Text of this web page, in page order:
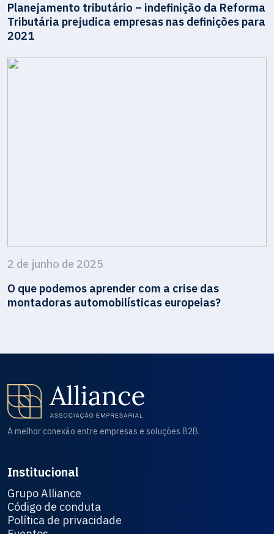
Planejamento tributário – indefinição da Reforma
Tributária prejudica empresas nas definições para
2021
2 de junho de 2025
O que podemos aprender com a crise das
montadoras automobilísticas europeias?
A melhor conexão entre empresas e soluções B2B.
Institucional
Grupo Alliance
Código de conduta
Política de privacidade